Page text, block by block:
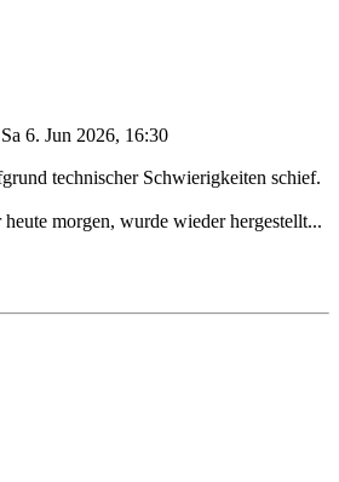
Sa 6. Jun 2026, 16:30
technischer Schwierigkeiten schief.
morgen, wurde wieder hergestellt...